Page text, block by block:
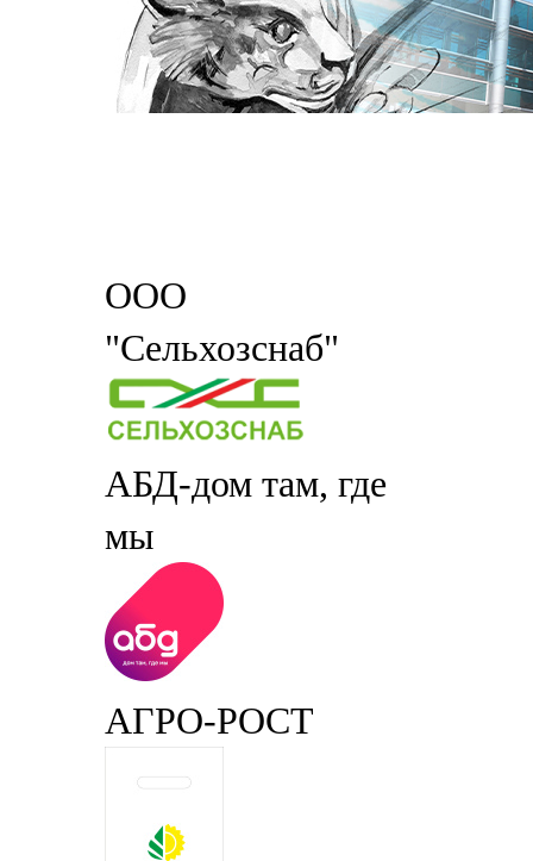
ООО
"Сельхозснаб"
АБД-дом там, где
мы
АГРО-РОСТ